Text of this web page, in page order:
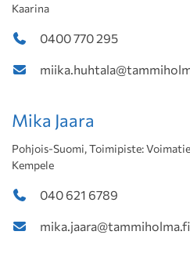
Kaarina
0400 770 295
Mika Jaara
Pohjois-Suomi, Toimipiste:
Kempele
040 621 6789
mika.jaara@tammiholma.fi